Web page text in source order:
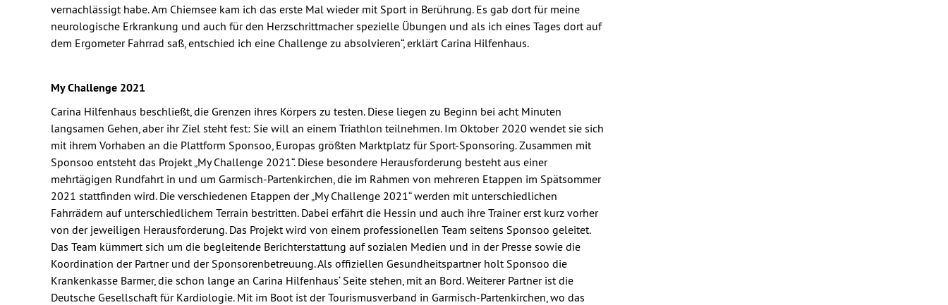
vernachlässigt habe.Am Chiemsee kam ich das erste Mal wieder mit Sport in Berührung. Es gab dort für meine
neurologische Erkrankung und auch für den Herzschrittmacher spezielle Übungen und als ich eines Tages dort auf
dem Ergometer Fahrrad saß, entschied ich eine Challenge zu absolvieren“, erklärt Carina Hilfenhaus.
My Challenge 2021
Carina Hilfenhaus beschließt, die Grenzen ihres Körpers zu testen. Diese liegen zu Beginn bei acht Minuten
langsamen Gehen, aber ihr Ziel steht fest: Sie will an einem Triathlon teilnehmen. Im Oktober 2020 wendet sie sich
mit ihrem Vorhaben an die Plattform Sponsoo, Europas größten Marktplatz für Sport-Sponsoring. Zusammen mit
Sponsoo entsteht das Projekt „My Challenge 2021“. Diese besondere Herausforderung besteht aus einer
mehrtägigen Rundfahrt in und um Garmisch-Partenkirchen, die im Rahmen von mehreren Etappen im Spätsommer
2021 stattfinden wird. Die verschiedenen Etappen der „My Challenge 2021“ werden mit unterschiedlichen
Fahrrädern auf unterschiedlichem Terrain bestritten. Dabei erfährt die Hessin und auch ihre Trainer erst kurz vorher
von der jeweiligen Herausforderung. Das Projekt wird von einem professionellen Team seitens Sponsoo geleitet.
Das Team kümmert sich um die begleitende Berichterstattung auf sozialen Medien und in der Presse sowie die
Koordination der Partner und der Sponsorenbetreuung. Als offiziellen Gesundheitspartner holt Sponsoo die
Krankenkasse Barmer, die schon lange an Carina Hilfenhaus‘ Seite stehen, mit an Bord. Weiterer Partner ist die
Deutsche Gesellschaft für Kardiologie. Mit im Boot ist der Tourismusverband in Garmisch-Partenkirchen, wo das